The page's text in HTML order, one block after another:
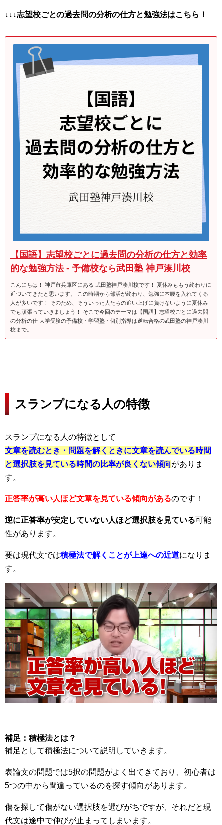
↓↓↓志望校ごとの過去問の分析の仕方と勉強法はこちら！
【国語】志望校ごとに過去問の分析の仕方と効率
的な勉強方法 - 予備校なら武田塾 神戸湊川校
こんにちは！ 神戸市兵庫区にある 武田塾神戸湊川校です！ 夏休みももう終わりに
近づいてきたと思います。 この時期から部活が終わり、勉強に本腰を入れてくる
人が多いです！ そのため、そういった人たちの追い上げに負けないように夏休み
でも頑張っていきましょう！ そこで今回のテーマは【国語】志望校ごとに過去問
の分析の仕 大学受験の予備校・学習塾・個別指導は逆転合格の武田塾の神戸湊川
校まで。
スランプになる人の特徴
スランプになる人の特徴として
文章を読むとき・問題を解くときに文章を読んでいる時間
と選択肢を見ている時間の比率が良くない傾向がありま
す。
正答率が高い人ほど文章を見ている傾向があるのです！
逆に正答率が安定していない人ほど選択肢を見ている可能
性があります。
要は現代文では積極法で解くことが上達への近道になりま
す。
補足：積極法とは？
補足として積極法について説明していきます。
表論文の問題では5択の問題がよく出てきており、初心者は
5つの中から間違っているのを探す傾向があります。
傷を探して傷がない選択肢を選びがちですが、それだと現
代文は途中で伸びが止まってしまいます。